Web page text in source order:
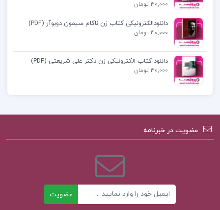
30,000 تومان
دانلودالکترونیکی کتاب زن ناکام سیمون دوبوآر (PDF)
30,000 تومان
دانلود کتاب الکترونیکی زن دکتر علی شریعتی (PDF)
30,000 تومان
عضویت در خبرنامه
عضویت